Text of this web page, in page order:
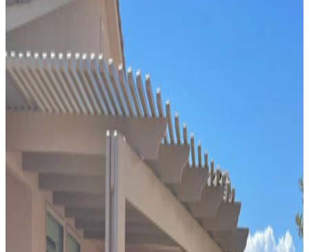
adosado
10' x 28' Siennawood
St. George, UT
Techo Sólido
adosado
10' x 20' Siennawood
Techo Sólido
10' x 22' Black
St. George, UT